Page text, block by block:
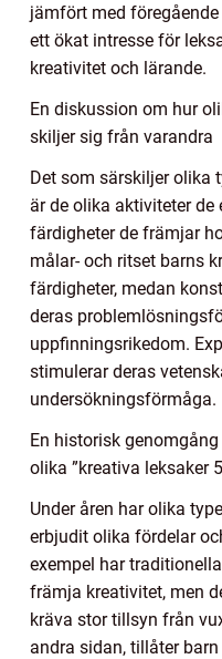
jämfört med
ett ökat intresse för
kreativitet och lärande.
En diskussion om hur
skiljer sig från varandra
Det som särskiljer olika
är de olika aktiviteter de
färdigheter de främjar
målar- och ritset barns
färdigheter, medan
deras
uppfinningsrikedom.
stimulerar deras
undersökningsförmåga.
En historisk
olika ”kreativa leksaker
Under åren har olika
erbjudit olika fördelar
exempel har
främja kreativitet, men
kräva stor tillsyn från
andra sidan, tillåter